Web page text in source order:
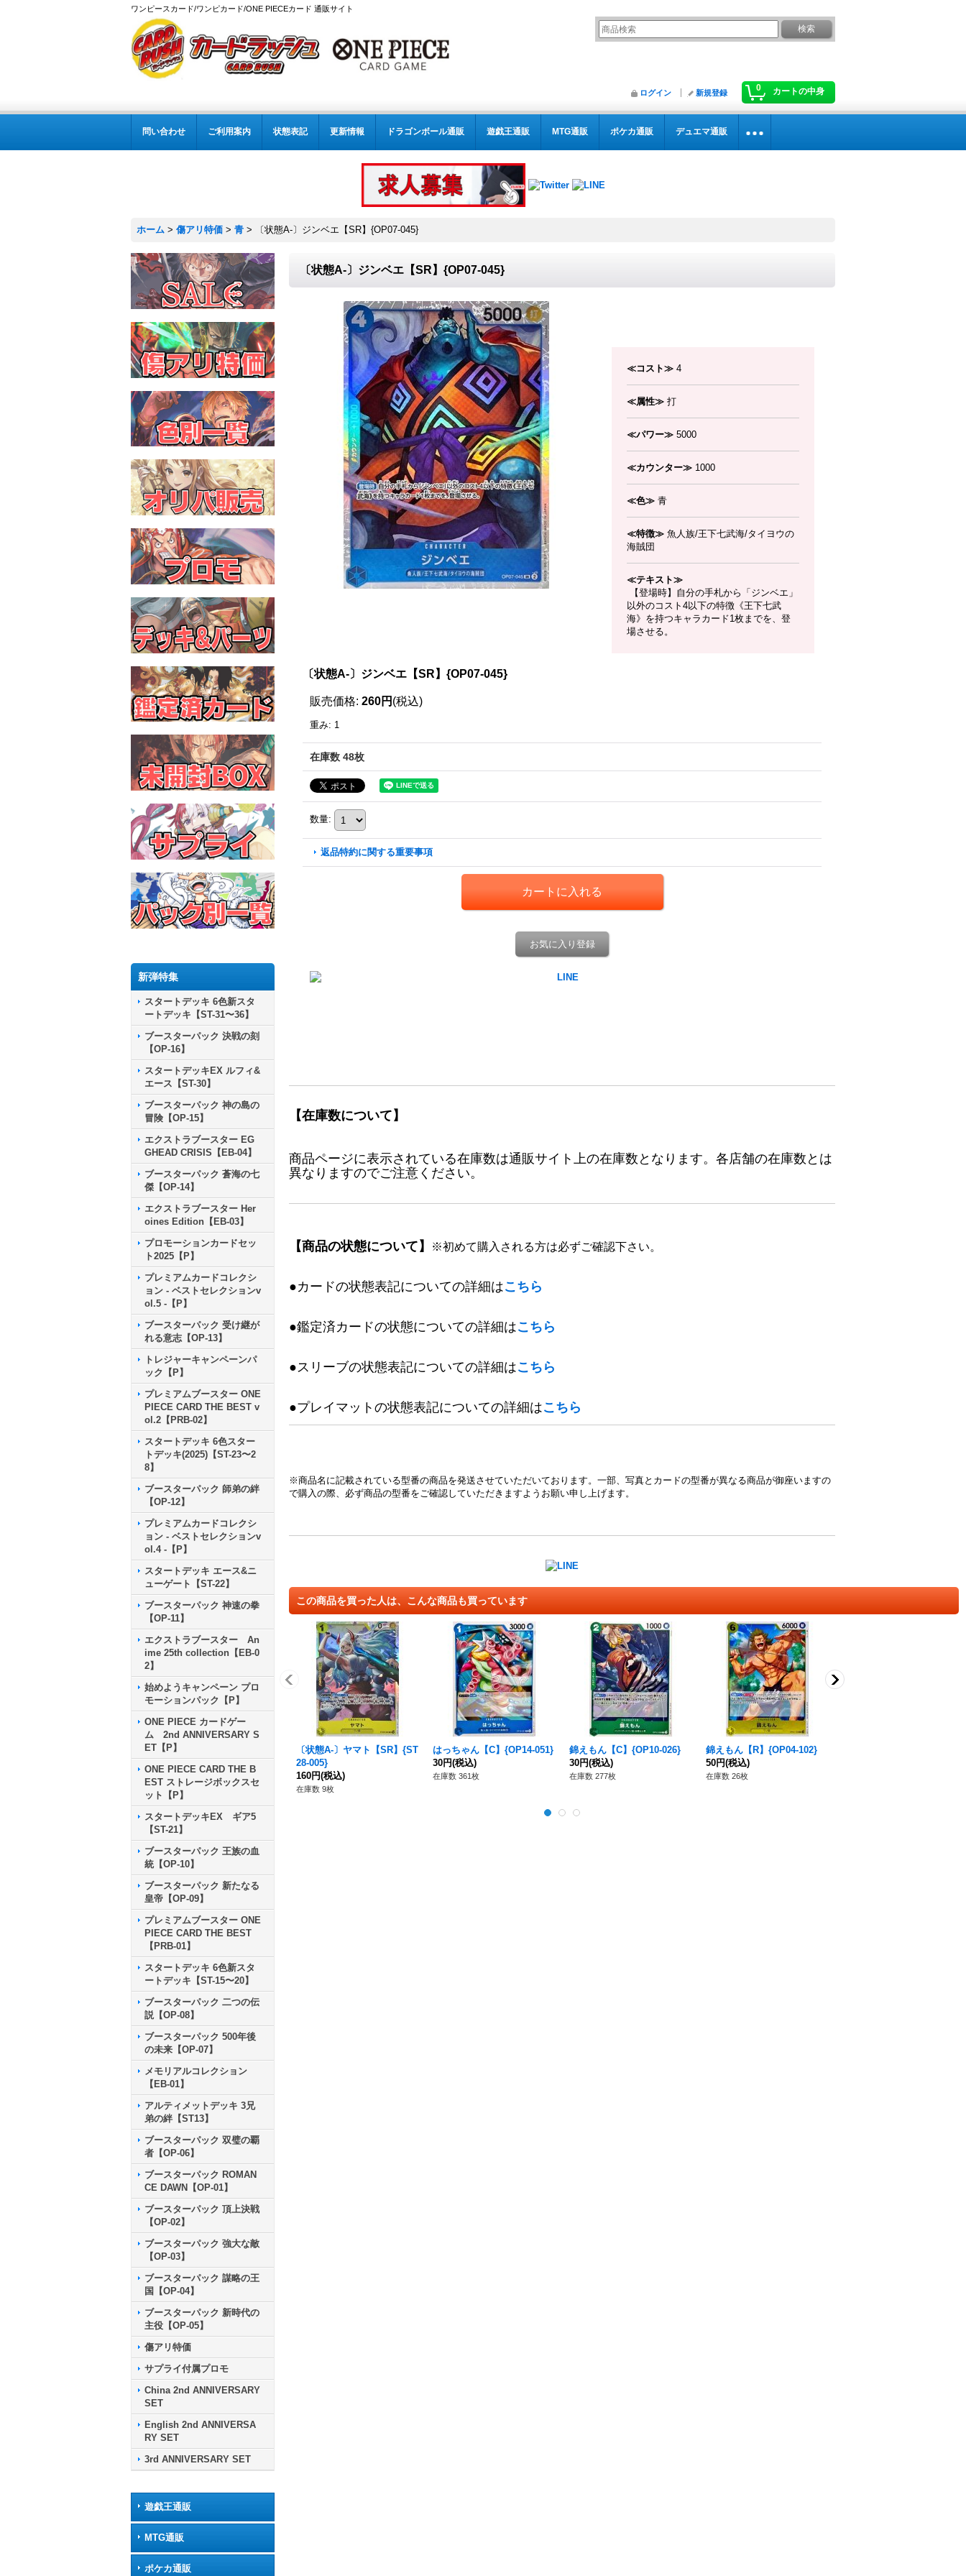
ワンピースカード/ワンピカード/ONE PIECEカード 通販サイト
0 カートの中身
ログイン 新規登録
問い合わせ ご利用案内 状態表記 更新情報 ドラゴンボール通販 遊戯王通販 MTG通販 ポケカ通販 デュエマ通販
ホーム > 傷アリ特価 > 青 > 〔状態A-〕ジンベエ【SR】{OP07-045}
新弾特集
スタートデッキ 6色新スタ
ートデッキ【ST-31〜36】
ブースターパック 決戦の刻
【OP-16】
スタートデッキEX ルフィ&
エース【ST-30】
ブースターパック 神の島の
冒険【OP-15】
エクストラブースター EG
GHEAD CRISIS【EB-04】
ブースターパック 蒼海の七
傑【OP-14】
エクストラブースター Her
oines Edition【EB-03】
プロモーションカードセッ
ト2025【P】
プレミアムカードコレクシ
ョン - ベストセレクションv
ol.5 -【P】
ブースターパック 受け継が
れる意志【OP-13】
トレジャーキャンペーンパ
ック【P】
プレミアムブースター ONE
PIECE CARD THE BEST v
ol.2【PRB-02】
スタートデッキ 6色スター
トデッキ(2025)【ST-23〜2
8】
ブースターパック 師弟の絆
【OP-12】
プレミアムカードコレクシ
ョン - ベストセレクションv
ol.4 -【P】
スタートデッキ エース&ニ
ューゲート【ST-22】
ブースターパック 神速の拳
【OP-11】
エクストラブースター An
ime 25th collection【EB-0
2】
始めようキャンペーン プロ
モーションパック【P】
ONE PIECE カードゲー
ム 2nd ANNIVERSARY S
ET【P】
ONE PIECE CARD THE B
EST ストレージボックスセ
ット【P】
スタートデッキEX ギア5
【ST-21】
ブースターパック 王族の血
統【OP-10】
ブースターパック 新たなる
皇帝【OP-09】
プレミアムブースター ONE
PIECE CARD THE BEST
【PRB-01】
スタートデッキ 6色新スタ
ートデッキ【ST-15〜20】
ブースターパック 二つの伝
説【OP-08】
ブースターパック 500年後
の未来【OP-07】
メモリアルコレクション
【EB-01】
アルティメットデッキ 3兄
弟の絆【ST13】
ブースターパック 双璧の覇
者【OP-06】
ブースターパック ROMAN
CE DAWN【OP-01】
ブースターパック 頂上決戦
【OP-02】
ブースターパック 強大な敵
【OP-03】
ブースターパック 謀略の王
国【OP-04】
ブースターパック 新時代の
主役【OP-05】
傷アリ特価
サプライ付属プロモ
China 2nd ANNIVERSARY
SET
English 2nd ANNIVERSA
RY SET
3rd ANNIVERSARY SET
遊戯王通販
MTG通販
ポケカ通販
〔状態A-〕ジンベエ【SR】{OP07-045}
≪コスト≫ 4
≪属性≫ 打
≪パワー≫ 5000
≪カウンター≫ 1000
≪色≫ 青
≪特徴≫ 魚人族/王下七武海/タイヨウの
海賊団
≪テキスト≫
【登場時】自分の手札から「ジンベエ」
以外のコスト4以下の特徴《王下七武
海》を持つキャラカード1枚までを、登
場させる。
〔状態A-〕ジンベエ【SR】{OP07-045}
販売価格: 260円 (税込)
重み: 1
在庫数 48枚
数量:
返品特約に関する重要事項
お気に入り登録
【在庫数について】
商品ページに表示されている在庫数は通販サイト上の在庫数となります。各店舗の在庫数とは
異なりますのでご注意ください。
【商品の状態について】 ※初めて購入される方は必ずご確認下さい。
●カードの状態表記についての詳細はこちら
●鑑定済カードの状態についての詳細はこちら
●スリーブの状態表記についての詳細はこちら
●プレイマットの状態表記についての詳細はこちら
※商品名に記載されている型番の商品を発送させていただいております。一部、写真とカードの型番が異なる商品が御座いますの
で購入の際、必ず商品の型番をご確認していただきますようお願い申し上げます。
この商品を買った人は、こんな商品も買っています
〔状態A-〕ヤマト【SR】{ST
28-005}
160円(税込)
在庫数 9枚
はっちゃん【C】{OP14-051}
30円(税込)
在庫数 361枚
錦えもん【C】{OP10-026}
30円(税込)
在庫数 277枚
錦えもん【R】{OP04-102}
50円(税込)
在庫数 26枚